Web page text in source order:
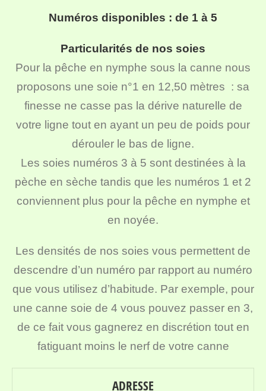
Numéros disponibles : de 1 à 5
Particularités de nos soies
Pour la pêche en nymphe sous la canne nous
proposons une soie n°1 en 12,50 mètres : sa
finesse ne casse pas la dérive naturelle de
votre ligne tout en ayant un peu de poids pour
dérouler le bas de ligne.
Les soies numéros 3 à 5 sont destinées à la
pèche en sèche tandis que les numéros 1 et 2
conviennent plus pour la pêche en nymphe et
en noyée.
Les densités de nos soies vous permettent de
descendre d’un numéro par rapport au numéro
que vous utilisez d’habitude. Par exemple, pour
une canne soie de 4 vous pouvez passer en 3,
de ce fait vous gagnerez en discrétion tout en
fatiguant moins le nerf de votre canne
ADRESSE